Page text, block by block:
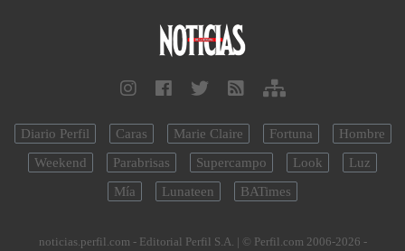
Diario Perfil Caras Marie Claire Fortuna
Hombre
Weekend
Parabrisas Supercampo Look
Luz
Mía
Lunateen BATimes
noticias.perfil.com - Editorial Perfil S.A. | © Perfil.com 2006-2026 -